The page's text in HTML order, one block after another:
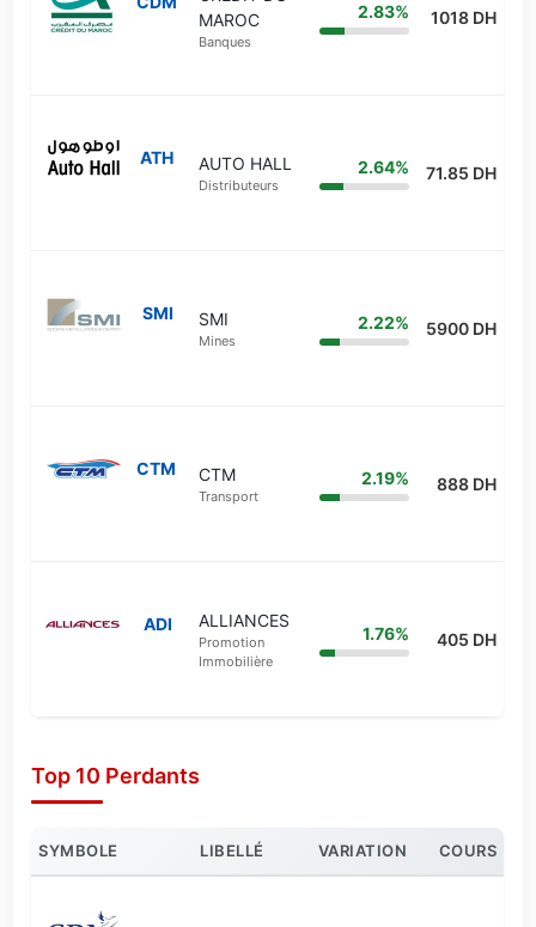
MAROC
Banques
2.83% 1018 DH
ATH AUTO HALL
Distributeurs
2.64% 71.85 DH
SMI SMI
Mines
2.22% 5900 DH
CTM CTM
Transport
2.19% 888 DH
ADI ALLIANCES
Promotion
Immobilière
1.76% 405 DH
Top 10 Perdants
SYMBOLE LIBELLÉ VARIATION COURS